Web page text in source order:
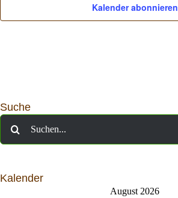
Kalender abonnieren
Suche
Suche
nach:
Kalender
August 2026